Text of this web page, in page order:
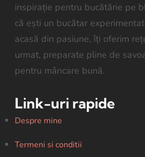
inspirație pentru bucătărie pe
că ești un bucătar
acasă din pasiune, îți oferim
urmat, preparate pline de
pentru mâncare bună.
Link-uri rapide
Despre mine
Termeni si conditii